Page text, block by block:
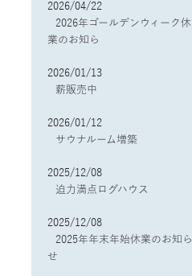
2026/04/22
2026年ゴールデンウィーク休
業のお知ら
2026/01/13
薪販売中
2026/01/12
サウナルーム増築
2025/12/08
迫力満点ログハウス
2025/12/08
2025年年末年始休業のお知ら
せ